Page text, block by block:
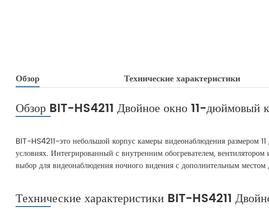
Обзор Технические характеристики
Обзор BIT-HS4211 Двойное окно 11-дюймовый
BIT-HS4211-это небольшой корпус камеры видеонаблюдения
условиях. Интегрированный с внутренним обогревателем,
выбор для видеонаблюдения ночного видения с дополнительным
Технические характеристики BIT-HS4211